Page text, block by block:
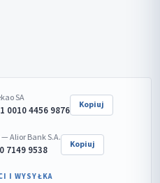
SA
0010 4456 9876 Kopiuj
Alior Bank S.A.
7149 9538 Kopiuj
I WYSYŁKA